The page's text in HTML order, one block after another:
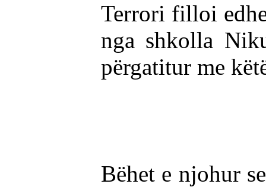
Terrori filloi
nga shkolla
përgatitur me
Bëhet e njohur